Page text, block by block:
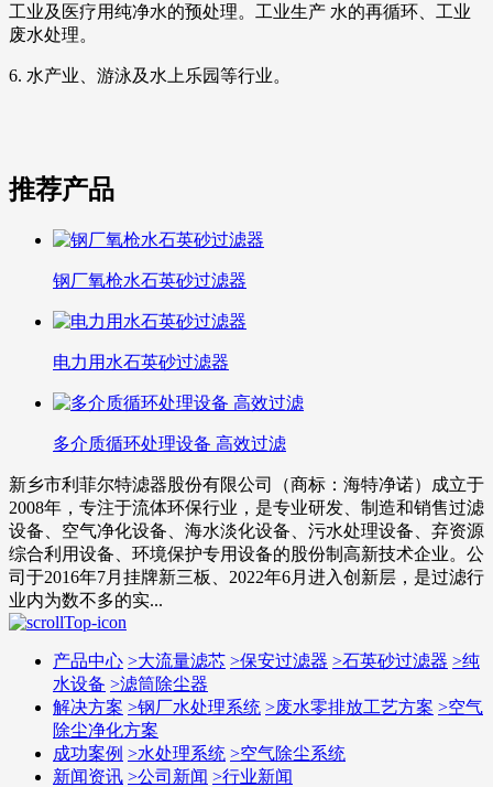
工业及医疗用纯净水的预处理。工业生产 水的再循环、工业
废水处理。
6. 水产业、游泳及水上乐园等行业。
推荐产品
钢厂氧枪水石英砂过滤器
电力用水石英砂过滤器
多介质循环处理设备 高效过滤
新乡市利菲尔特滤器股份有限公司（商标：海特净诺）成立于
2008年，专注于流体环保行业，是专业研发、制造和销售过滤
设备、空气净化设备、海水淡化设备、污水处理设备、弃资源
综合利用设备、环境保护专用设备的股份制高新技术企业。公
司于2016年7月挂牌新三板、2022年6月进入创新层，是过滤行
业内为数不多的实...
产品中心 >大流量滤芯 >保安过滤器 >石英砂过滤器 >纯
水设备 >滤筒除尘器
解决方案 >钢厂水处理系统 >废水零排放工艺方案 >空气
除尘净化方案
成功案例 >水处理系统 >空气除尘系统
新闻资讯 >公司新闻 >行业新闻